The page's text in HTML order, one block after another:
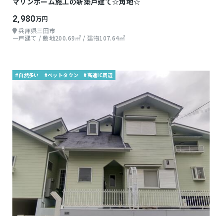
2,980万円
兵庫県三田市
一戸建て / 敷地200.69㎡ / 建物107.64㎡
#自然多い #ベットタウン #高速IC周辺